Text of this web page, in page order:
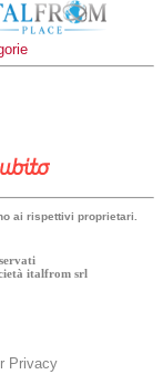
ai rispettivi proprietari.
italfrom srl
Privacy